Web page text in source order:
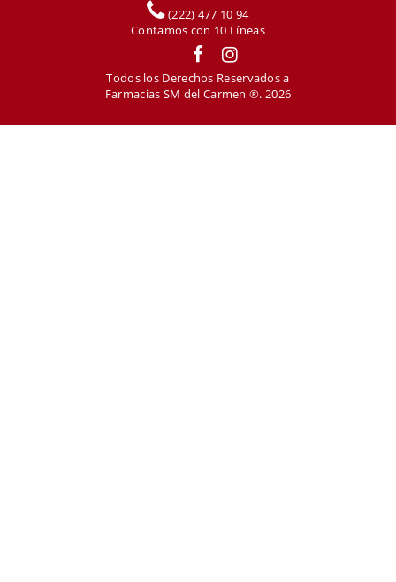
(222) 477 10 94
Contamos con 10 Líneas
Todos los Derechos Reservados a
Farmacias SM del Carmen ®. 2026